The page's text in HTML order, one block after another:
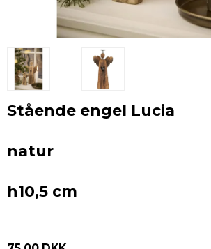
Stående engel Lucia
natur
h10,5 cm